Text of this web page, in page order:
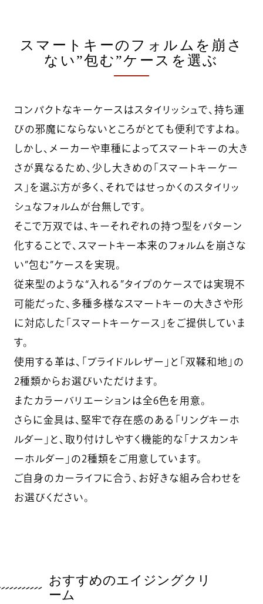
スマートキーのフォルムを崩さ
ない”包む”ケースを選ぶ
コンパクトなキーケースはスタイリッシュで、持ち運
びの邪魔にならないところがとても便利ですよね。
しかし、メーカーや車種によってスマートキーの大き
さが異なるため、少し大きめの「スマートキーケー
ス」を選ぶ方が多く、それではせっかくのスタイリッ
シュなフォルムが台無しです。
そこで万双では、キーそれぞれの持つ型をパターン
化することで、スマートキー本来のフォルムを崩さな
い”包む”ケースを実現。
従来型のような“入れる”タイプのケースでは実現不
可能だった、多種多様なスマートキーの大きさや形
に対応した「スマートキーケース」をご提供していま
す。
使用する革は、「ブライドルレザー」と「双鞣和地」の
2種類からお選びいただけます。
またカラーバリエーションは全6色を用意。
さらに金具は、堅牢で存在感のある「リングキーホ
ルダー」と、取り付けしやすく機能的な「ナスカンキ
ーホルダー」の2種類をご用意しています。
ご自身のカーライフに合う、お好きな組み合わせを
お選びください。
おすすめのエイジングクリ
ーム